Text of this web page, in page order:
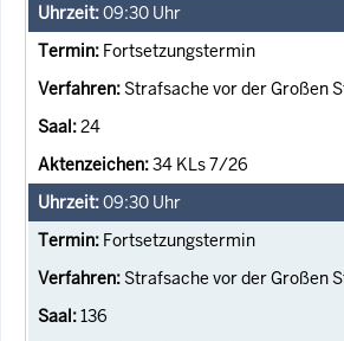
09:30 Uhr
Fortsetzungstermin
Strafsache vor der Großen
24
34 KLs 7/26
09:30 Uhr
Fortsetzungstermin
Strafsache vor der Großen
136